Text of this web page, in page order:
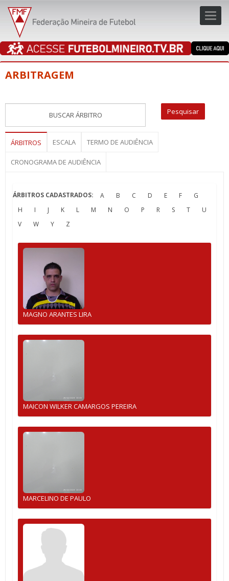
ARBITRAGEM
ÁRBITROS ESCALA TERMO DE AUDIÊNCIA
CRONOGRAMA DE AUDIÊNCIA
ÁRBITROS CADASTRADOS: A B C D E F
G
H
I J K L M N O P R S T
U
V
W Y Z
MAGNO ARANTES LIRA
MAICON WILKER CAMARGOS PEREIRA
MARCELINO DE PAULO